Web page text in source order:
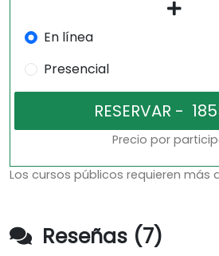
En línea
Presencial
Precio por
Los cursos públicos requieren más
Reseñas (7)